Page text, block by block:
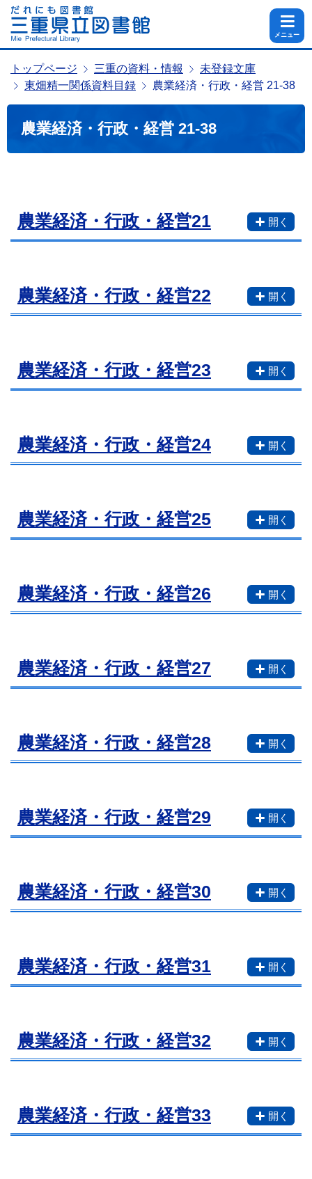
メニュー
トップページ 三重の資料・情報
未登録文庫
東畑精一関係資料目録
農業経済・行政・経営 21-38
農業経済・行政・経営 21-38
農業経済・行政・経営21
農業経済・行政・経営22
農業経済・行政・経営23
農業経済・行政・経営24
農業経済・行政・経営25
農業経済・行政・経営26
農業経済・行政・経営27
農業経済・行政・経営28
農業経済・行政・経営29
農業経済・行政・経営30
農業経済・行政・経営31
農業経済・行政・経営32
農業経済・行政・経営33